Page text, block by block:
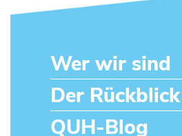
Wer wir sind
Der Rückblick
QUH-Blog